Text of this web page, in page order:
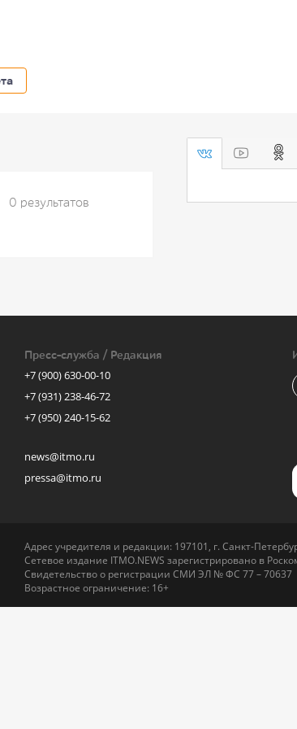
0 результатов
Пресс-служба / Редакция
+7 (900) 630-00-10
+7 (931) 238-46-72
+7 (950) 240-15-62
news@itmo.ru
pressa@itmo.ru
Адрес учредителя и редакции: 197101, г. Санкт-
Сетевое издание ITMO.NEWS зарегистрировано в
Свидетельство о регистрации СМИ ЭЛ № ФС 77 – 70637
Возрастное ограничение: 16+